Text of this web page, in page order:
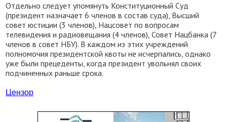
Отдельно следует упомянуть Конституционный Суд
(президент назначает 6 членов в состав суда), Высший
совет юстиции (3 членов), Нацсовет по вопросам
телевидения и радиовещания (4 членов), Совет Нацбанка (7
членов в совет НБУ). В каждом из этих учреждений
полномочия президентской квоты не исчерпались, однако
уже были прецеденты, когда президент увольнял своих
подчиненных раньше срока.
Цензор